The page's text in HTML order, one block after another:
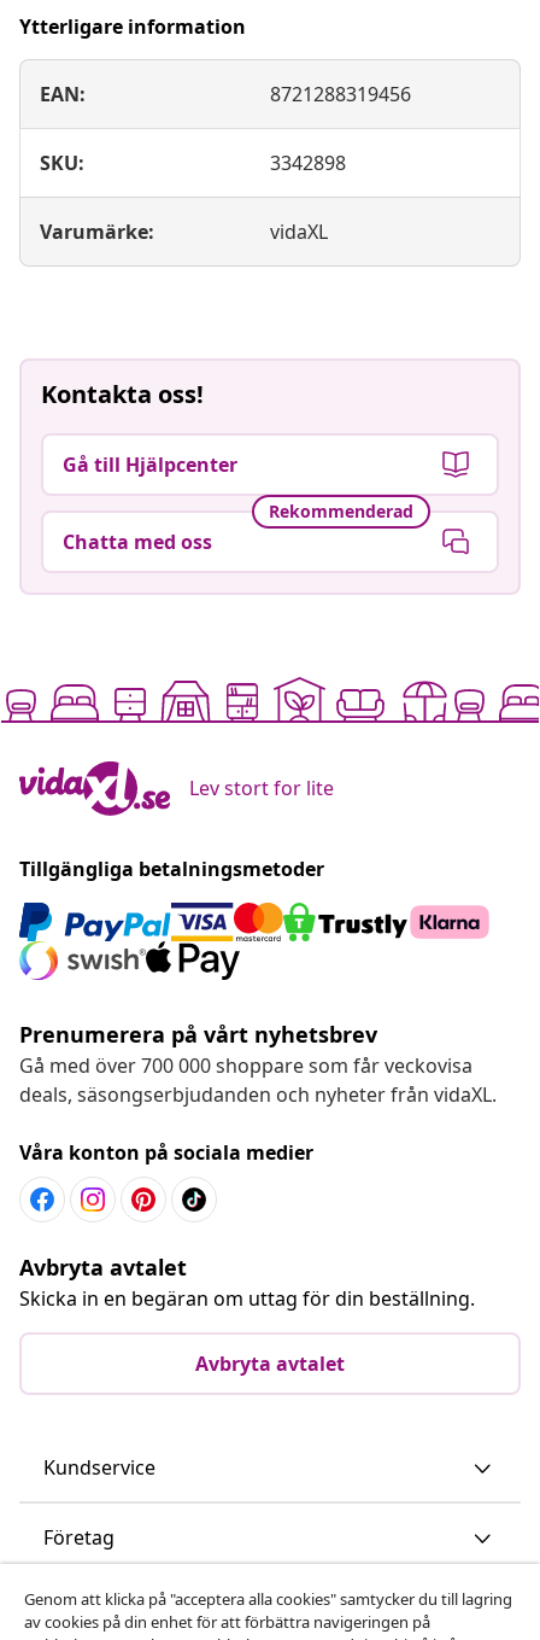
Ytterligare information
EAN: 8721288319456
SKU: 3342898
Varumärke: vidaXL
Kontakta oss!
Gå till Hjälpcenter
Rekommenderad
Chatta med oss
Lev stort for lite
Tillgängliga betalningsmetoder
Prenumerera på vårt nyhetsbrev
Gå med över 700 000 shoppare som får veckovisa
deals, säsongserbjudanden och nyheter från vidaXL.
Våra konton på sociala medier
Avbryta avtalet
Skicka in en begäran om uttag för din beställning.
Avbryta avtalet
Kundservice
Företag
vidaXL
Genom att klicka på "acceptera alla cookies" samtycker du till lagring
av cookies på din enhet för att förbättra navigeringen på